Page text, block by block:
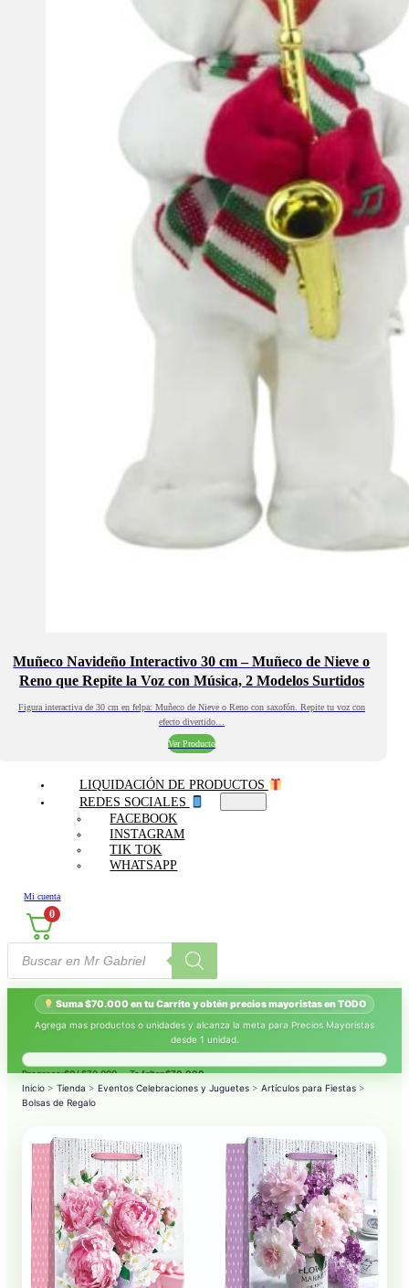
Muñeco Navideño Interactivo 30 cm – Muñeco de Nieve o
Reno que Repite la Voz con Música, 2 Modelos Surtidos
Figura interactiva de 30 cm en felpa: Muñeco de Nieve o Reno con saxofón. Repite tu voz con
efecto divertido…
Ver Producto
LIQUIDACIÓN DE PRODUCTOS
REDES SOCIALES
FACEBOOK
INSTAGRAM
TIK TOK
WHATSAPP
Mi cuenta
0
Búsqueda
productos
Suma $70.000 en tu Carrito y obtén precios mayoristas en TODO
Agrega mas productos o unidades y alcanza la meta para Precios Mayoristas
desde 1 unidad.
Progreso:$0/ $70.000 — Te faltan$70.000.
Inicio > Tienda > Eventos Celebraciones y Juguetes > Artículos para Fiestas >
Bolsas de Regalo